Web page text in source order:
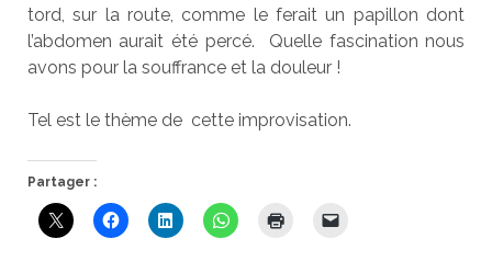
tord, sur la route, comme le ferait un papillon dont
l’abdomen aurait été percé. Quelle fascination nous
avons pour la souffrance et la douleur !
Tel est le thème de cette improvisation.
Partager :